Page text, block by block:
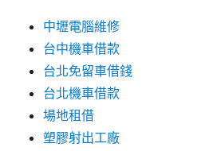
中壢電腦維修
台中機車借款
台北免留車借錢
台北機車借款
場地租借
塑膠射出工廠